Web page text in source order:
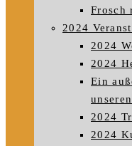
Frosch
2024
2024
2024
Ein
2024
2024